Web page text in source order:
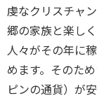
虔なクリスチャ
郷の家族と楽し
人々がその年に
めます。そのた
ピンの通貨）が